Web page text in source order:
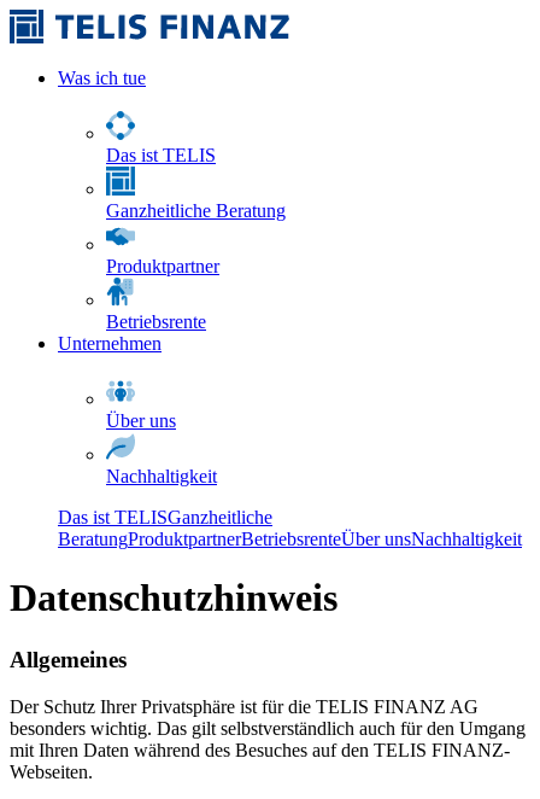
Was ich tue
Das ist TELIS
Ganzheitliche Beratung
Produktpartner
Betriebsrente
Unternehmen
Über uns
Nachhaltigkeit
Das ist TELISGanzheitliche
BeratungProduktpartnerBetriebsrenteÜber unsNachhaltigkeit
Datenschutzhinweis
Allgemeines
Der Schutz Ihrer Privatsphäre ist für die TELIS FINANZ AG
besonders wichtig. Das gilt selbstverständlich auch für den Umgang
mit Ihren Daten während des Besuches auf den TELIS FINANZ-
Webseiten.